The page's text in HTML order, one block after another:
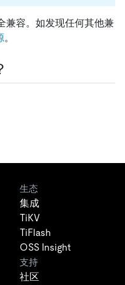
兼容。如发现任何其他兼
。
生态
集成
TiKV
TiFlash
OSS Insight
支持
社区